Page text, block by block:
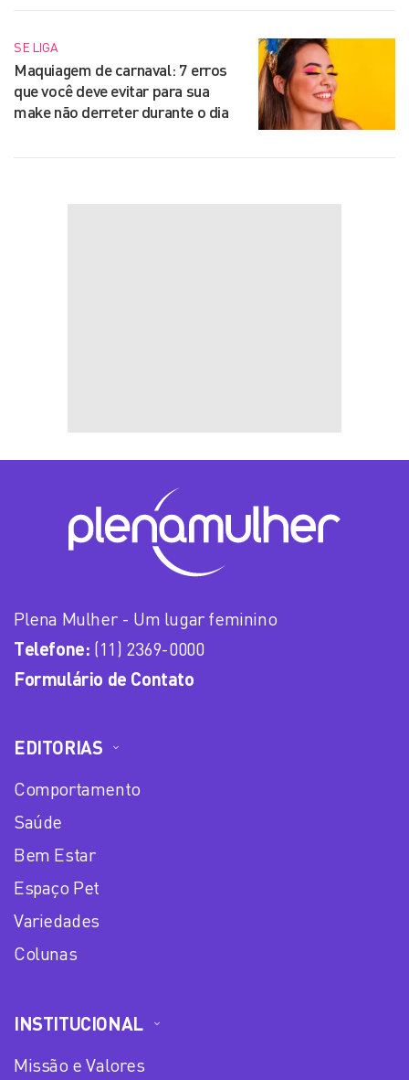
SE LIGA
Maquiagem de carnaval: 7 erros
que você deve evitar para sua
make não derreter durante o dia
Plena Mulher - Um lugar feminino
Telefone: (11) 2369-0000
Formulário de Contato
EDITORIAS
Comportamento
Saúde
Bem Estar
Espaço Pet
Variedades
Colunas
INSTITUCIONAL
Missão e Valores